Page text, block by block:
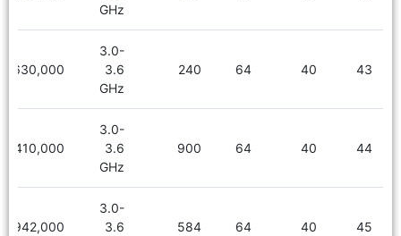
GHz
43
40
64
240
3.0-
3.6
GHz
6,630,000
44
40
64
900
3.0-
3.6
GHz
7,410,000
45
40
64
584
3.0-
3.6
6,942,000